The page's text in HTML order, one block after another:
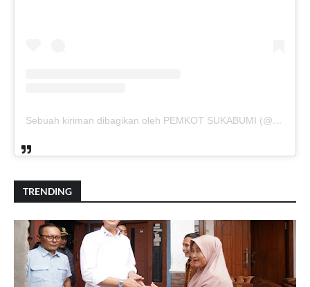
Sebuah kiriman dibagikan oleh PEMKOT SUKABUMI (@pemkotsukabumi_)
TRENDING